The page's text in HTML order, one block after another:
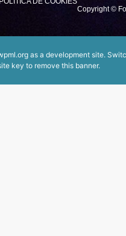
Copyright ©
as a development site.
key to remove this banner.